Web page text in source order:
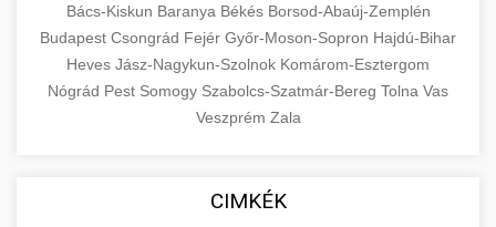
Bács-Kiskun Baranya Békés Borsod-Abaúj-Zemplén
Budapest Csongrád Fejér Győr-Moson-Sopron Hajdú-Bihar
Heves Jász-Nagykun-Szolnok Komárom-Esztergom
Nógrád Pest Somogy Szabolcs-Szatmár-Bereg Tolna Vas
Veszprém Zala
CIMKÉK